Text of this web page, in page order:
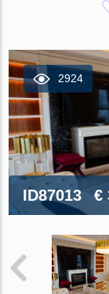
2924
ID87013 €